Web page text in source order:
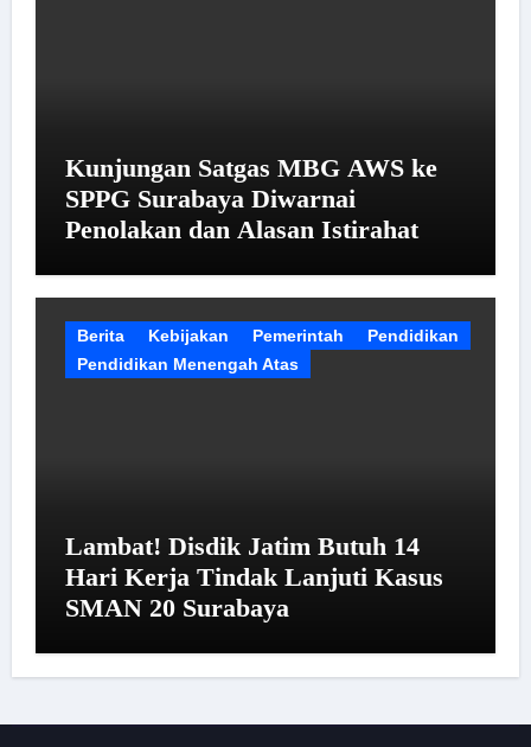
Kunjungan Satgas MBG AWS ke
SPPG Surabaya Diwarnai
Penolakan dan Alasan Istirahat
Berita Kebijakan Pemerintah
Pendidikan
Pendidikan Menengah Atas
Lambat! Disdik Jatim Butuh 14
Hari Kerja Tindak Lanjuti Kasus
SMAN 20 Surabaya